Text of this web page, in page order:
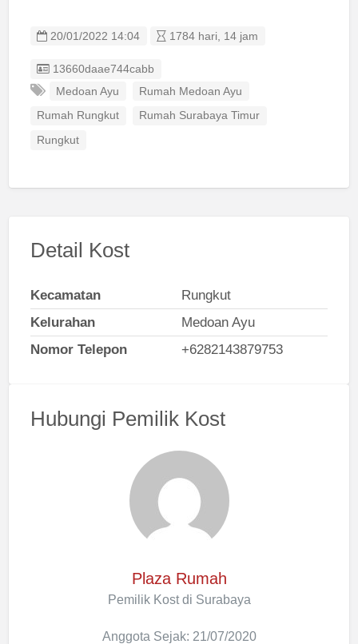
20/01/2022 14:04 1784 hari, 14 jam
Listing ID
13660daae744cabb
Medoan Ayu
Rumah Medoan Ayu
Rumah Rungkut Rumah Surabaya Timur
Rungkut
Detail Kost
Kecamatan
Rungkut
Kelurahan
Medoan Ayu
Nomor Telepon
+6282143879753
Hubungi Pemilik Kost
Plaza Rumah
Pemilik Kost di Surabaya
Anggota Sejak: 21/07/2020